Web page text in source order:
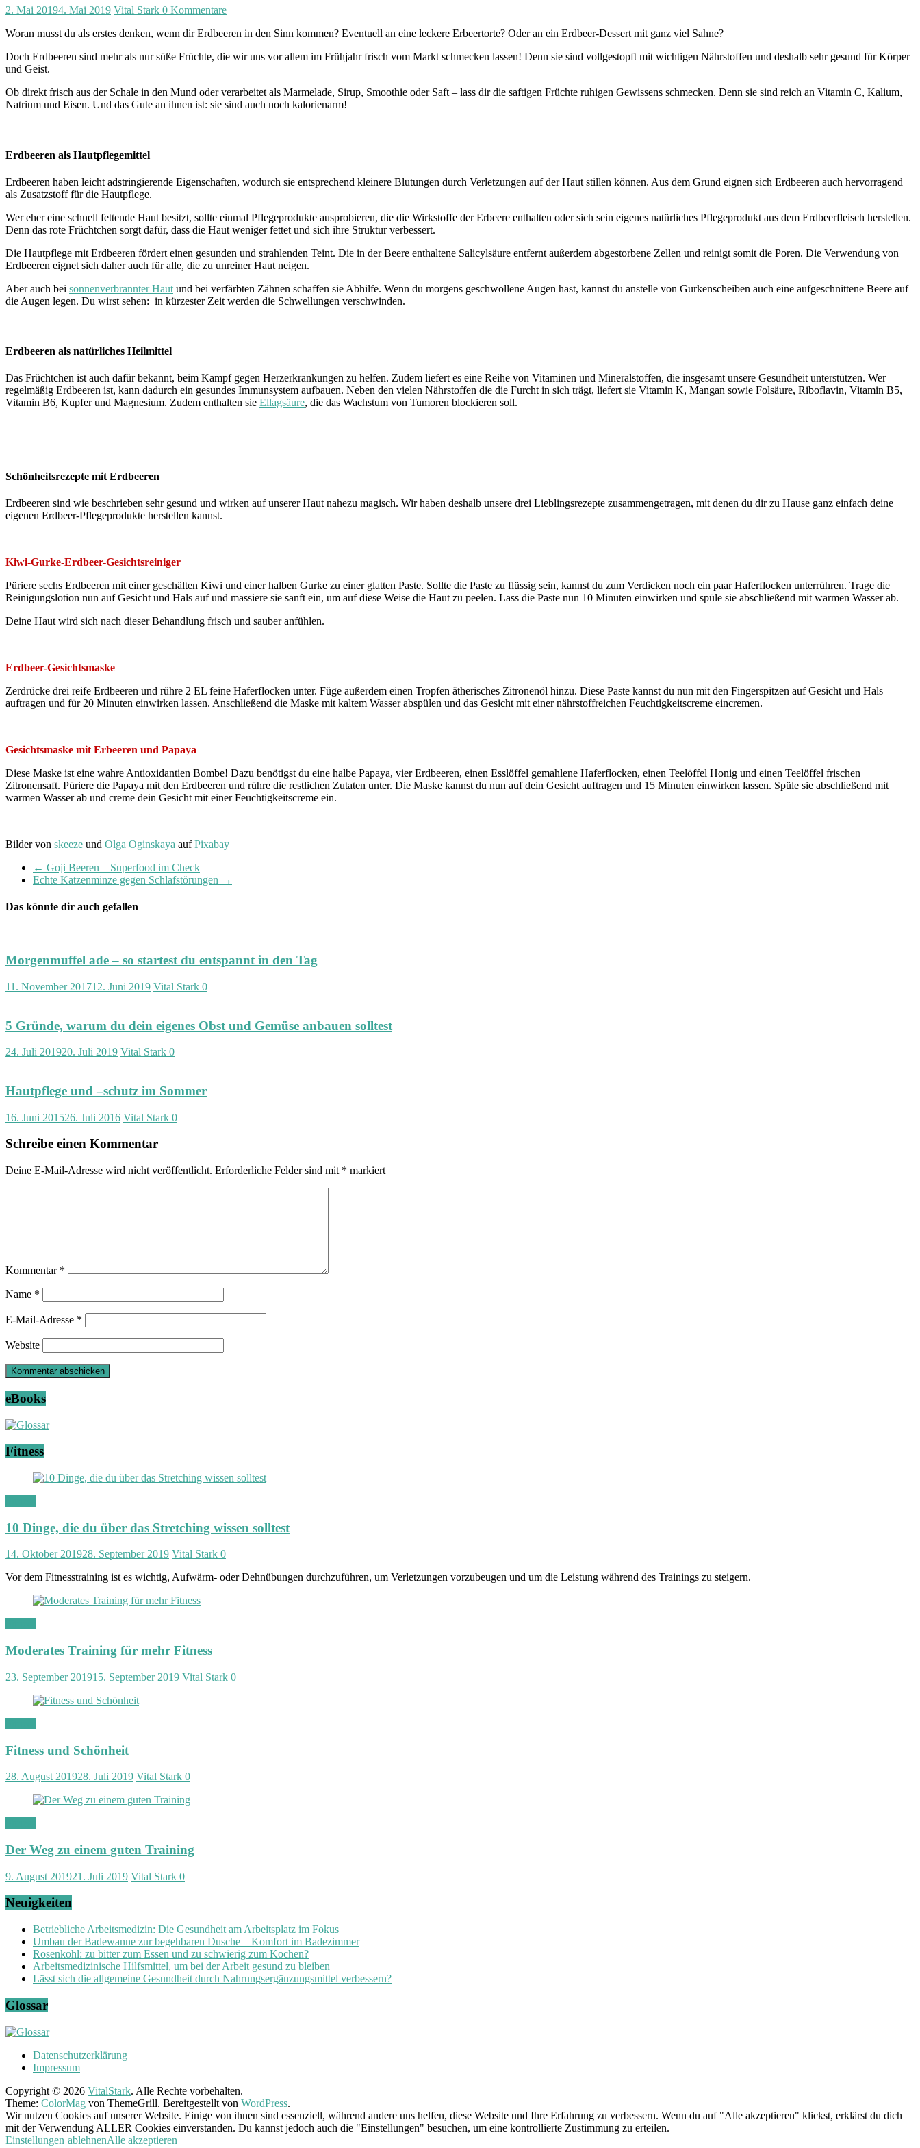
2. Mai 20194. Mai 2019 Vital Stark 0 Kommentare
Woran musst du als erstes denken, wenn dir Erdbeeren in den Sinn kommen? Eventuell an eine leckere Erbeertorte? Oder an ein Erdbeer-Dessert mit ganz viel Sahne?
Doch Erdbeeren sind mehr als nur süße Früchte, die wir uns vor allem im Frühjahr frisch vom Markt schmecken lassen! Denn sie sind vollgestopft mit wichtigen Nährstoffen und deshalb sehr gesund für Körper
und Geist.
Ob direkt frisch aus der Schale in den Mund oder verarbeitet als Marmelade, Sirup, Smoothie oder Saft – lass dir die saftigen Früchte ruhigen Gewissens schmecken. Denn sie sind reich an Vitamin C, Kalium,
Natrium und Eisen. Und das Gute an ihnen ist: sie sind auch noch kalorienarm!
Erdbeeren als Hautpflegemittel
Erdbeeren haben leicht adstringierende Eigenschaften, wodurch sie entsprechend kleinere Blutungen durch Verletzungen auf der Haut stillen können. Aus dem Grund eignen sich Erdbeeren auch hervorragend
als Zusatzstoff für die Hautpflege.
Wer eher eine schnell fettende Haut besitzt, sollte einmal Pflegeprodukte ausprobieren, die die Wirkstoffe der Erbeere enthalten oder sich sein eigenes natürliches Pflegeprodukt aus dem Erdbeerfleisch herstellen.
Denn das rote Früchtchen sorgt dafür, dass die Haut weniger fettet und sich ihre Struktur verbessert.
Die Hautpflege mit Erdbeeren fördert einen gesunden und strahlenden Teint. Die in der Beere enthaltene Salicylsäure entfernt außerdem abgestorbene Zellen und reinigt somit die Poren. Die Verwendung von
Erdbeeren eignet sich daher auch für alle, die zu unreiner Haut neigen.
Aber auch bei sonnenverbrannter Haut und bei verfärbten Zähnen schaffen sie Abhilfe. Wenn du morgens geschwollene Augen hast, kannst du anstelle von Gurkenscheiben auch eine aufgeschnittene Beere auf
die Augen legen. Du wirst sehen: in kürzester Zeit werden die Schwellungen verschwinden.
Erdbeeren als natürliches Heilmittel
Das Früchtchen ist auch dafür bekannt, beim Kampf gegen Herzerkrankungen zu helfen. Zudem liefert es eine Reihe von Vitaminen und Mineralstoffen, die insgesamt unsere Gesundheit unterstützen. Wer
regelmäßig Erdbeeren ist, kann dadurch ein gesundes Immunsystem aufbauen. Neben den vielen Nährstoffen die die Furcht in sich trägt, liefert sie Vitamin K, Mangan sowie Folsäure, Riboflavin, Vitamin B5,
Vitamin B6, Kupfer und Magnesium. Zudem enthalten sie Ellagsäure, die das Wachstum von Tumoren blockieren soll.
Schönheitsrezepte mit Erdbeeren
Erdbeeren sind wie beschrieben sehr gesund und wirken auf unserer Haut nahezu magisch. Wir haben deshalb unsere drei Lieblingsrezepte zusammengetragen, mit denen du dir zu Hause ganz einfach deine
eigenen Erdbeer-Pflegeprodukte herstellen kannst.
Kiwi-Gurke-Erdbeer-Gesichtsreiniger
Püriere sechs Erdbeeren mit einer geschälten Kiwi und einer halben Gurke zu einer glatten Paste. Sollte die Paste zu flüssig sein, kannst du zum Verdicken noch ein paar Haferflocken unterrühren. Trage die
Reinigungslotion nun auf Gesicht und Hals auf und massiere sie sanft ein, um auf diese Weise die Haut zu peelen. Lass die Paste nun 10 Minuten einwirken und spüle sie abschließend mit warmen Wasser ab.
Deine Haut wird sich nach dieser Behandlung frisch und sauber anfühlen.
Erdbeer-Gesichtsmaske
Zerdrücke drei reife Erdbeeren und rühre 2 EL feine Haferflocken unter. Füge außerdem einen Tropfen ätherisches Zitronenöl hinzu. Diese Paste kannst du nun mit den Fingerspitzen auf Gesicht und Hals
auftragen und für 20 Minuten einwirken lassen. Anschließend die Maske mit kaltem Wasser abspülen und das Gesicht mit einer nährstoffreichen Feuchtigkeitscreme eincremen.
Gesichtsmaske mit Erbeeren und Papaya
Diese Maske ist eine wahre Antioxidantien Bombe! Dazu benötigst du eine halbe Papaya, vier Erdbeeren, einen Esslöffel gemahlene Haferflocken, einen Teelöffel Honig und einen Teelöffel frischen
Zitronensaft. Püriere die Papaya mit den Erdbeeren und rühre die restlichen Zutaten unter. Die Maske kannst du nun auf dein Gesicht auftragen und 15 Minuten einwirken lassen. Spüle sie abschließend mit
warmen Wasser ab und creme dein Gesicht mit einer Feuchtigkeitscreme ein.
Bilder von skeeze und Olga Oginskaya aufPixabay
← Goji Beeren – Superfood im Check
Echte Katzenminze gegen Schlafstörungen →
Das könnte dir auch gefallen
Morgenmuffel ade – so startest du entspannt in den Tag
11. November 201712. Juni 2019 Vital Stark 0
5 Gründe, warum du dein eigenes Obst und Gemüse anbauen solltest
24. Juli 201920. Juli 2019 Vital Stark 0
Hautpflege und –schutz im Sommer
16. Juni 201526. Juli 2016 Vital Stark 0
Schreibe einen Kommentar
Deine E-Mail-Adresse wird nicht veröffentlicht. Erforderliche Felder sind mit * markiert
Kommentar *
Name *
E-Mail-Adresse *
Website
eBooks
Fitness
10 Dinge, die du über das Stretching wissen solltest
14. Oktober 201928. September 2019 Vital Stark 0
Vor dem Fitnesstraining ist es wichtig, Aufwärm- oder Dehnübungen durchzuführen, um Verletzungen vorzubeugen und um die Leistung während des Trainings zu steigern.
Moderates Training für mehr Fitness
23. September 201915. September 2019 Vital Stark 0
Fitness und Schönheit
28. August 201928. Juli 2019 Vital Stark 0
Der Weg zu einem guten Training
9. August 201921. Juli 2019 Vital Stark 0
Neuigkeiten
Betriebliche Arbeitsmedizin: Die Gesundheit am Arbeitsplatz im Fokus
Umbau der Badewanne zur begehbaren Dusche – Komfort im Badezimmer
Rosenkohl: zu bitter zum Essen und zu schwierig zum Kochen?
Arbeitsmedizinische Hilfsmittel, um bei der Arbeit gesund zu bleiben
Lässt sich die allgemeine Gesundheit durch Nahrungsergänzungsmittel verbessern?
Glossar
Datenschutzerklärung
Impressum
Copyright © 2026 VitalStark. Alle Rechte vorbehalten.
Theme: ColorMag von ThemeGrill. Bereitgestellt von WordPress.
Wir nutzen Cookies auf unserer Website. Einige von ihnen sind essenziell, während andere uns helfen, diese Website und Ihre Erfahrung zu verbessern. Wenn du auf "Alle akzeptieren" klickst, erklärst du dich
mit der Verwendung ALLER Cookies einverstanden. Du kannst jedoch auch die "Einstellungen" besuchen, um eine kontrollierte Zustimmung zu erteilen.
Einstellungen ablehnenAlle akzeptieren